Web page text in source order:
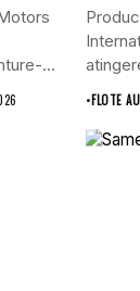
•FLOTE